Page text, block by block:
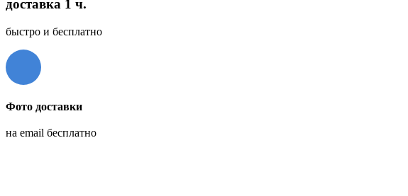
доставка 1 ч.
быстро и бесплатно
Фото доставки
на email бесплатно